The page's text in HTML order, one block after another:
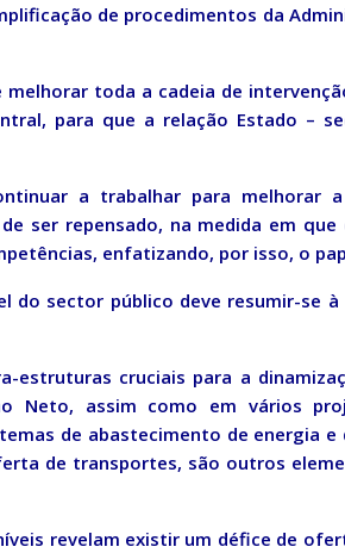
de procedimentos da
melhorar toda a cadeia de
para que a relação Estado –
a trabalhar para melhorar
ser repensado, na medida em
enfatizando, por isso, o
do sector público deve resumir-se
estruturas cruciais para a
Neto, assim como em vários
de abastecimento de energia e
de transportes, são outros
revelam existir um défice de